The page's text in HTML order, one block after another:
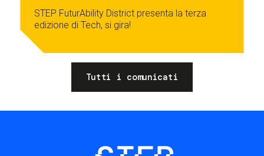
STEP FuturAbility District presenta la terza
edizione di Tech, si gira!
Tutti i comunicati